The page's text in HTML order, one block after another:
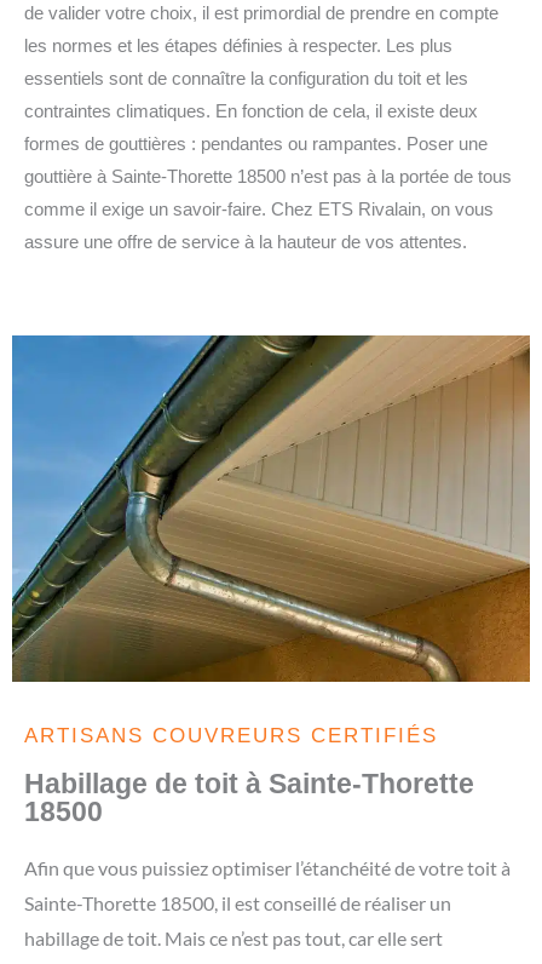
de valider votre choix, il est primordial de prendre en compte
les normes et les étapes définies à respecter. Les plus
essentiels sont de connaître la configuration du toit et les
contraintes climatiques. En fonction de cela, il existe deux
formes de gouttières : pendantes ou rampantes. Poser une
gouttière à Sainte-Thorette 18500 n’est pas à la portée de tous
comme il exige un savoir-faire. Chez ETS Rivalain, on vous
assure une offre de service à la hauteur de vos attentes.
ARTISANS COUVREURS CERTIFIÉS
Habillage de toit à Sainte-Thorette
18500
Afin que vous puissiez optimiser l’étanchéité de votre toit à
Sainte-Thorette 18500, il est conseillé de réaliser un
habillage de toit. Mais ce n’est pas tout, car elle sert